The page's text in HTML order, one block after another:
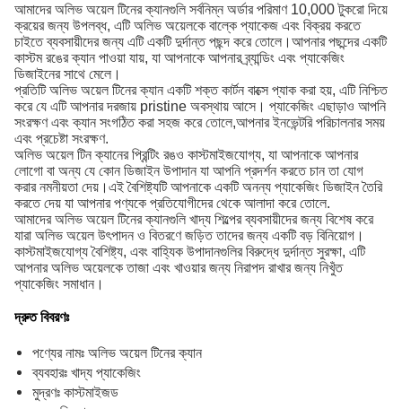
আমাদের অলিভ অয়েল টিনের ক্যানগুলি সর্বনিম্ন অর্ডার পরিমাণ 10,000 টুকরো দিয়ে
ক্রয়ের জন্য উপলব্ধ, এটি অলিভ অয়েলকে বাল্কে প্যাকেজ এবং বিক্রয় করতে
চাইতে ব্যবসায়ীদের জন্য এটি একটি দুর্দান্ত পছন্দ করে তোলে।আপনার পছন্দের একটি
কাস্টম রঙের ক্যান পাওয়া যায়, যা আপনাকে আপনার ব্র্যান্ডিং এবং প্যাকেজিং
ডিজাইনের সাথে মেলে।
প্রতিটি অলিভ অয়েল টিনের ক্যান একটি শক্ত কার্টন বাক্সে প্যাক করা হয়, এটি নিশ্চিত
করে যে এটি আপনার দরজায় pristine অবস্থায় আসে। প্যাকেজিং এছাড়াও আপনি
সংরক্ষণ এবং ক্যান সংগঠিত করা সহজ করে তোলে,আপনার ইনভেন্টরি পরিচালনার সময়
এবং প্রচেষ্টা সংরক্ষণ.
অলিভ অয়েল টিন ক্যানের প্রিন্টিং রঙও কাস্টমাইজযোগ্য, যা আপনাকে আপনার
লোগো বা অন্য যে কোন ডিজাইন উপাদান যা আপনি প্রদর্শন করতে চান তা যোগ
করার নমনীয়তা দেয়।এই বৈশিষ্ট্যটি আপনাকে একটি অনন্য প্যাকেজিং ডিজাইন তৈরি
করতে দেয় যা আপনার পণ্যকে প্রতিযোগীদের থেকে আলাদা করে তোলে.
আমাদের অলিভ অয়েল টিনের ক্যানগুলি খাদ্য শিল্পের ব্যবসায়ীদের জন্য বিশেষ করে
যারা অলিভ অয়েল উৎপাদন ও বিতরণে জড়িত তাদের জন্য একটি বড় বিনিয়োগ।
কাস্টমাইজযোগ্য বৈশিষ্ট্য, এবং বাহ্যিক উপাদানগুলির বিরুদ্ধে দুর্দান্ত সুরক্ষা, এটি
আপনার অলিভ অয়েলকে তাজা এবং খাওয়ার জন্য নিরাপদ রাখার জন্য নিখুঁত
প্যাকেজিং সমাধান।
দ্রুত বিবরণঃ
পণ্যের নামঃ অলিভ অয়েল টিনের ক্যান
ব্যবহারঃ খাদ্য প্যাকেজিং
মুদ্রণঃ কাস্টমাইজড